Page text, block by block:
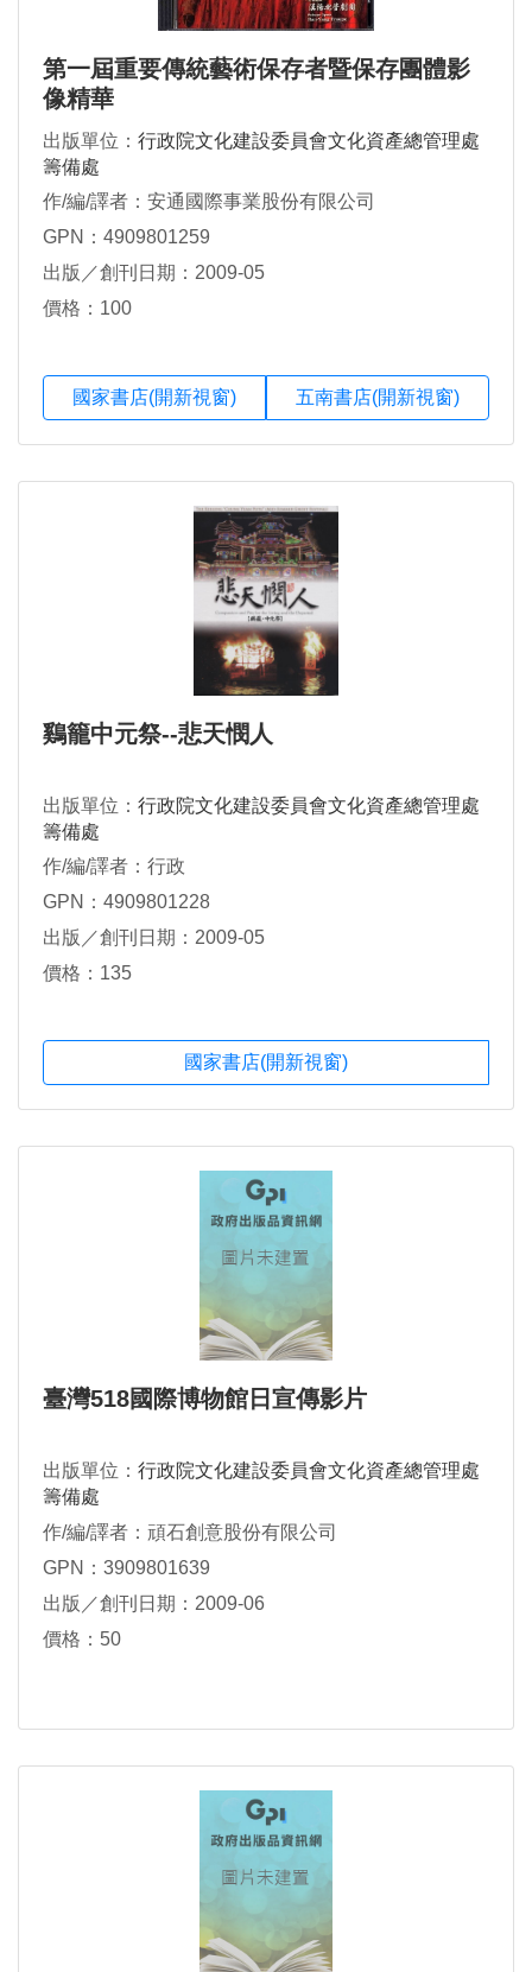
第一屆重要傳統藝術保存者暨保存團體影
像精華
出版單位： 行政院文化建設委員會文化資產總管理處
籌備處
作/編/譯者：安通國際事業股份有限公司
GPN：4909801259
出版／創刊日期：2009-05
價格：100
國家書店(開新視窗) 五南書店(開新視窗)
鷄籠中元祭--悲天憫人
出版單位： 行政院文化建設委員會文化資產總管理處
籌備處
作/編/譯者：行政
GPN：4909801228
出版／創刊日期：2009-05
價格：135
國家書店(開新視窗)
臺灣518國際博物館日宣傳影片
出版單位： 行政院文化建設委員會文化資產總管理處
籌備處
作/編/譯者：頑石創意股份有限公司
GPN：3909801639
出版／創刊日期：2009-06
價格：50